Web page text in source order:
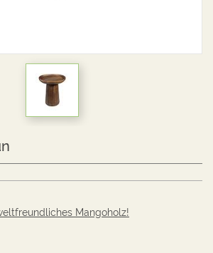
Mangoholz!